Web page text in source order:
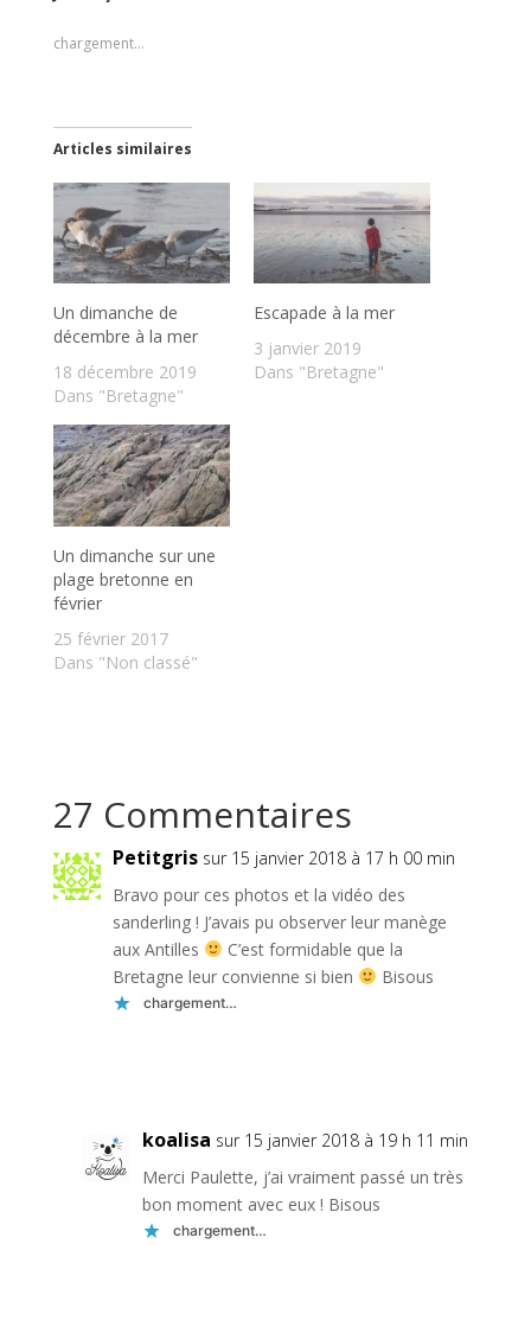
chargement…
Articles similaires
Un dimanche de
décembre à la mer
18 décembre 2019
Dans "Bretagne"
Escapade à la mer
3 janvier 2019
Dans "Bretagne"
Un dimanche sur une
plage bretonne en
février
25 février 2017
Dans "Non classé"
27 Commentaires
Petitgris sur 15 janvier 2018 à 17 h 00 min
Bravo pour ces photos et la vidéo des
sanderling ! J’avais pu observer leur manège
aux Antilles
C’est formidable que la
Bretagne leur convienne si bien
Bisous
chargement…
koalisa sur 15 janvier 2018 à 19 h 11 min
Merci Paulette, j’ai vraiment passé un très
bon moment avec eux ! Bisous
chargement…